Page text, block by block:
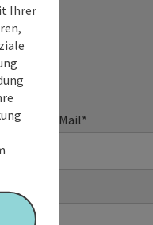
E-Mail*
Ihrer